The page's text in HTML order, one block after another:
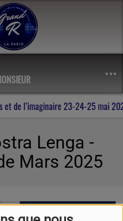
et de l’imaginaire 23-24-25 mai
Lenga -
Mars 2025